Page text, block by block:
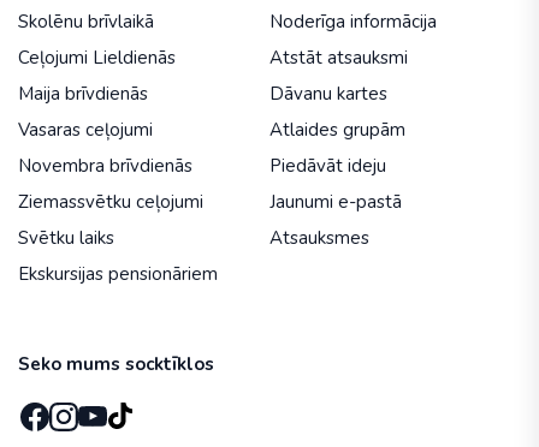
Skolēnu brīvlaikā
Ceļojumi Lieldienās
Maija brīvdienās
Vasaras ceļojumi
Novembra brīvdienās
Ziemassvētku ceļojumi
Svētku laiks
Ekskursijas pensionāriem
Noderīga informācija
Atstāt atsauksmi
Dāvanu kartes
Atlaides grupām
Piedāvāt ideju
Jaunumi e-pastā
Atsauksmes
Seko mums socktīklos